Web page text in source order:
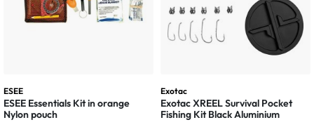
ESEE
ESEE Essentials Kit in orange
Nylon pouch
Exotac
Exotac XREEL Survival Pocket
Fishing Kit Black Aluminium